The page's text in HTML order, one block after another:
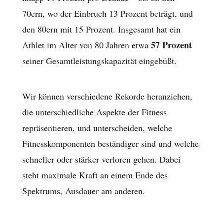
70ern, wo der Einbruch 13 Prozent beträgt, und
den 80ern mit 15 Prozent. Insgesamt hat ein
Athlet im Alter von 80 Jahren etwa 57 Prozent
seiner Gesamtleistungskapazität eingebüßt.
Wir können verschiedene Rekorde heranziehen,
die unterschiedliche Aspekte der Fitness
repräsentieren, und unterscheiden, welche
Fitnesskomponenten beständiger sind und welche
schneller oder stärker verloren gehen. Dabei
steht maximale Kraft an einem Ende des
Spektrums, Ausdauer am anderen.